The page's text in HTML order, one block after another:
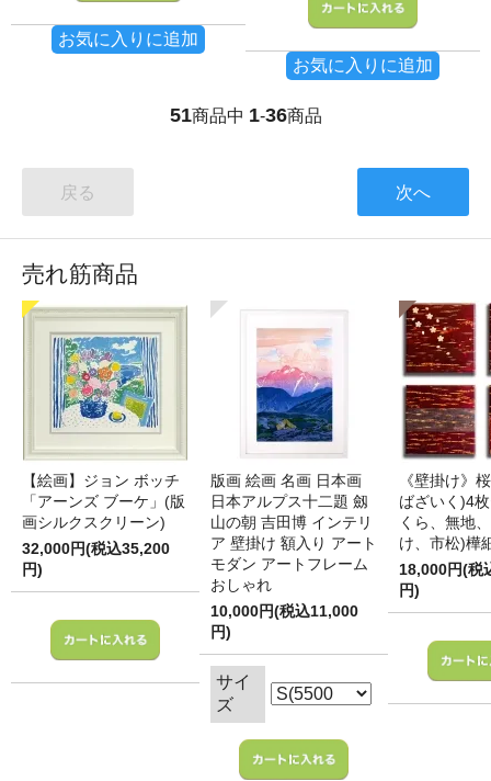
お気に入りに追加
お気に入りに追加
51商品中 1-36商品
戻る 次へ
売れ筋商品
【絵画】ジョン ボッチ
「アーンズ ブーケ」(版
画シルクスクリーン)
32,000円(税込35,200
円)
版画 絵画 名画 日本画
日本アルプス十二題 劔
山の朝 吉田博 インテリ
ア 壁掛け 額入り アート
モダン アートフレーム
おしゃれ
10,000円(税込11,000
円)
サイ
ズ
《壁掛け》
ばざいく)4
くら、無地
け、市松)樺
18,000円(税
円)